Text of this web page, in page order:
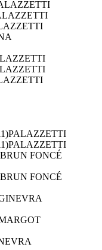
FONCÉ
FONCÉ